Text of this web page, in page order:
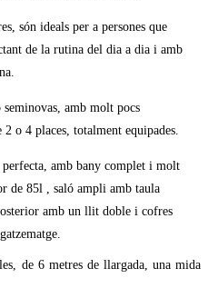
són ideals per a persones que
de la rutina del dia a dia i amb
seminovas, amb molt pocs
o 4 places, totalment equipades.
amb bany complet i molt
de 85l , saló ampli amb taula
amb un llit doble i cofres
de 6 metres de llargada, una mida